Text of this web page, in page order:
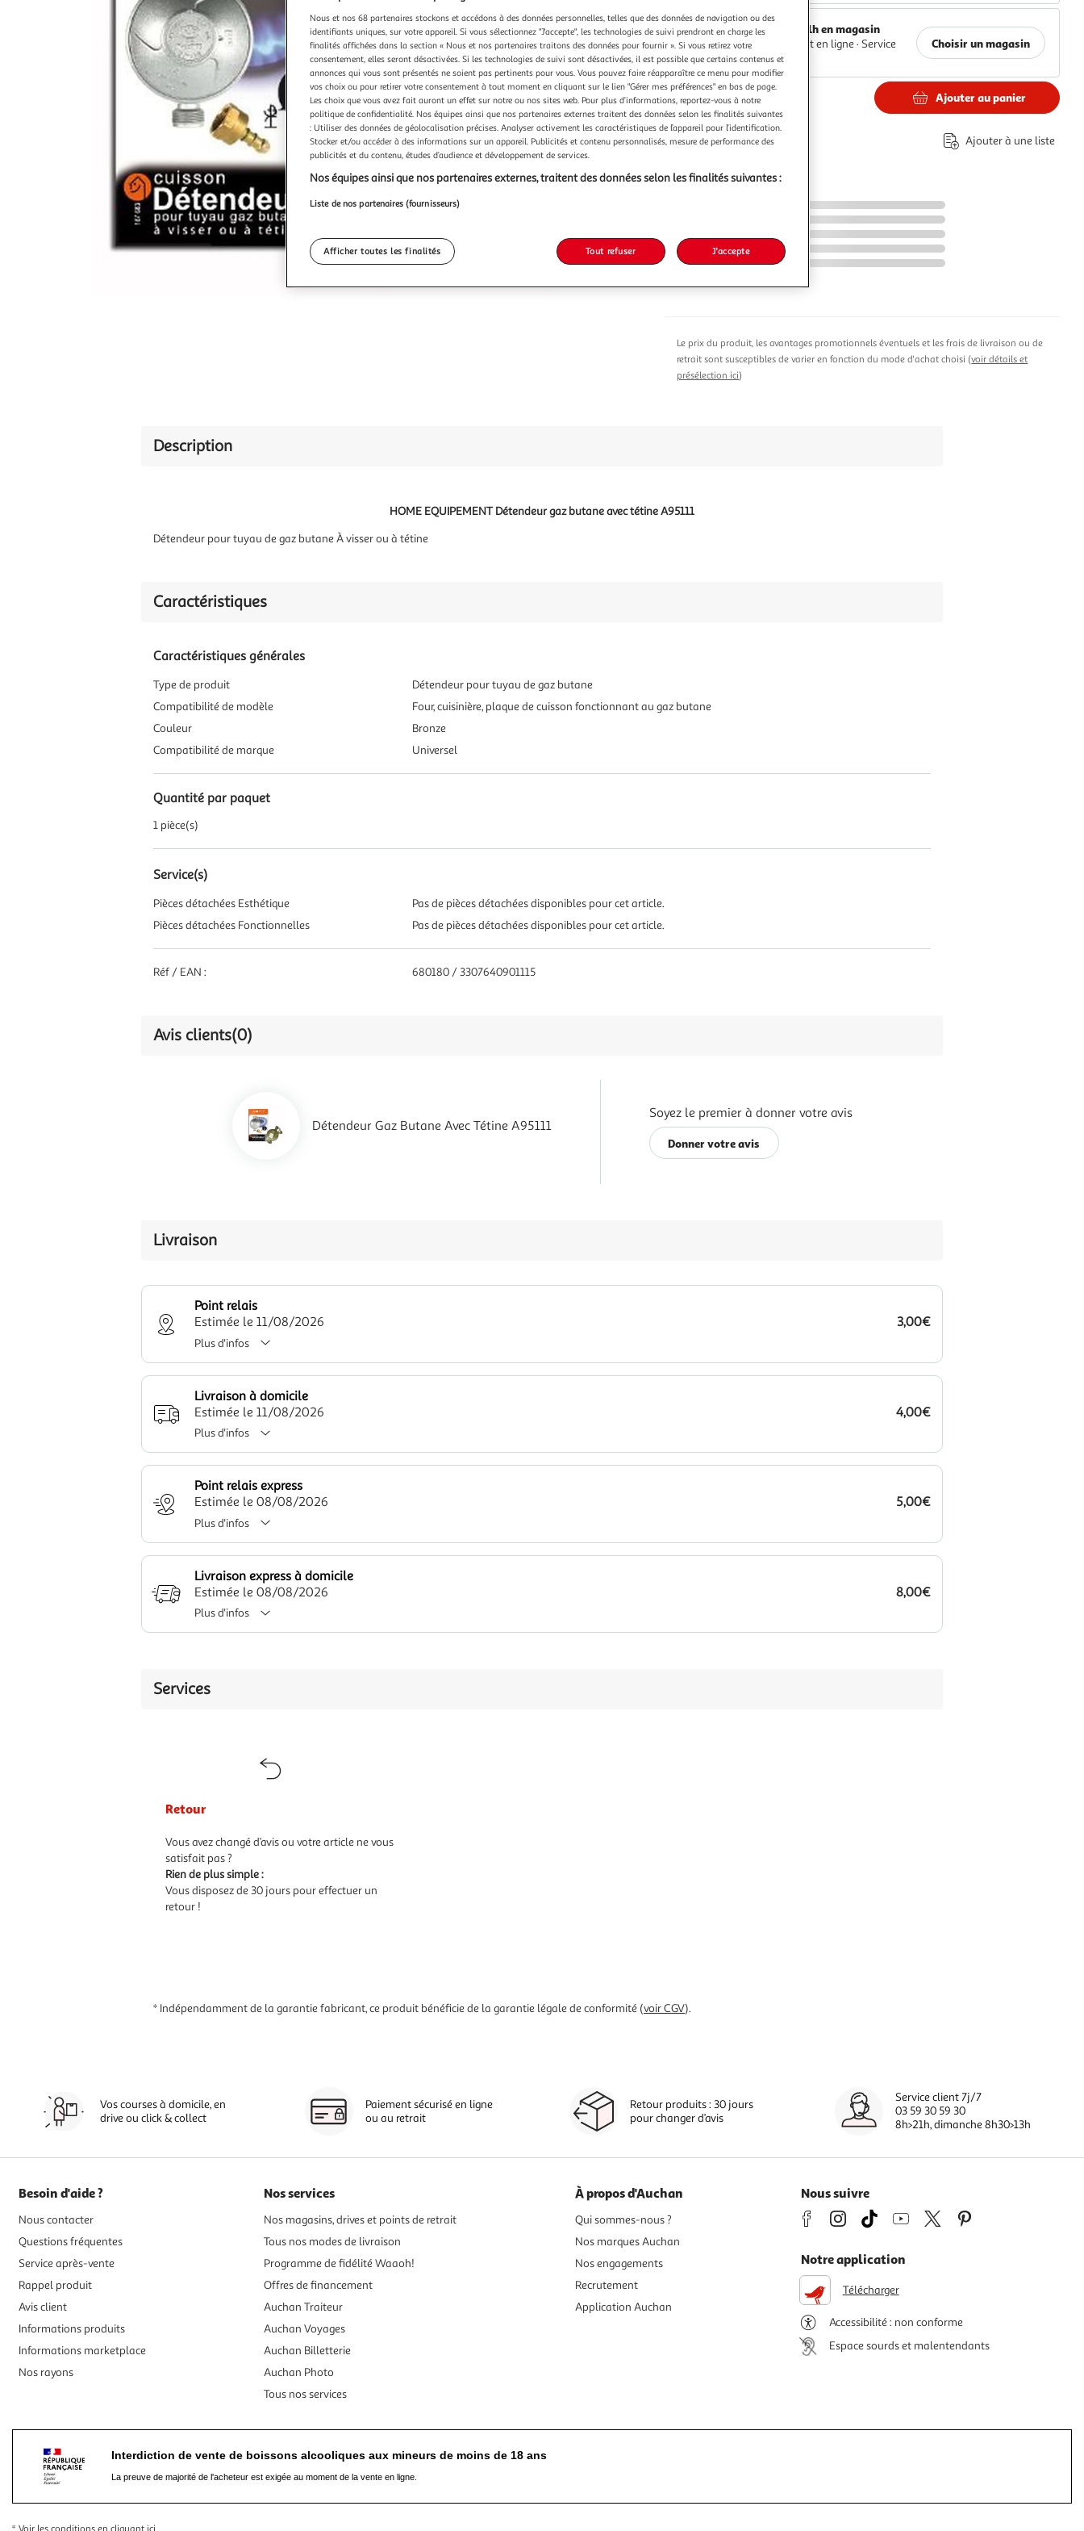
Choisir un magasin
Retrait 1h en magasin
Paiement en ligne ·Service
offert
15,99€
15,99€ / pce
Ajouter au panier
Ajouter à une liste
Le prix du produit, les avantages promotionnels éventuels et les frais de livraison ou de
retrait sont susceptibles de varier en fonction du mode d'achat choisi (voir détails et
présélection ici)
Description
HOME EQUIPEMENT Détendeur gaz butane avec tétine A95111
Détendeur pour tuyau de gaz butane À visser ou à tétine
Caractéristiques
Caractéristiques générales
Type de produit
Détendeur pour tuyau de gaz butane
Compatibilité de modèle
Four, cuisinière, plaque de cuisson fonctionnant au gaz butane
Couleur
Bronze
Compatibilité de marque
Universel
Quantité par paquet
1 pièce(s)
Service(s)
Pièces détachées Esthétique
Pas de pièces détachées disponibles pour cet article.
Pièces détachées Fonctionnelles
Pas de pièces détachées disponibles pour cet article.
Réf / EAN : 680180 / 3307640901115
Avis clients(0)
Détendeur Gaz Butane Avec Tétine A95111
Soyez le premier à donner votre avis
Donner votre avis
Livraison
Point relais
Estimée le 11/08/2026
3,00€
Plus d'infos
Livraison à domicile
Estimée le 11/08/2026
4,00€
Plus d'infos
Point relais express
Estimée le 08/08/2026
5,00€
Plus d'infos
Livraison express à domicile
Estimée le 08/08/2026
8,00€
Plus d'infos
Services
Retour
Vous avez changé d’avis ou votre article ne vous
satisfait pas ?
Rien de plus simple :
Vous disposez de 30 jours pour effectuer un
retour !
* Indépendamment de la garantie fabricant, ce produit bénéficie de la garantie légale de conformité (voir CGV).
Vos courses à domicile, en
drive ou click & collect
Paiement sécurisé en ligne
ou au retrait
Retour produits : 30 jours
pour changer d’avis
Service client 7j/7
03 59 30 59 30
8h>21h, dimanche 8h30>13h
Besoin d'aide ?
Nous contacter
Questions fréquentes
Service après-vente
Rappel produit
Avis client
Informations produits
Informations marketplace
Nos rayons
Nos services
Nos magasins, drives et points de retrait
Tous nos modes de livraison
Programme de fidélité Waaoh!
Offres de financement
Auchan Traiteur
Auchan Voyages
Auchan Billetterie
Auchan Photo
Tous nos services
À propos d'Auchan
Qui sommes-nous ?
Nos marques Auchan
Nos engagements
Recrutement
Application Auchan
Nous suivre
Notre application
Télécharger
Accessibilité : non conforme
Espace sourds et malentendants
Interdiction de vente de boissons alcooliques aux mineurs de moins de 18 ans
La preuve de majorité de l'acheteur est exigée au moment de la vente en ligne.
Nous et nos 68 partenaires stockons et accédons à des données personnelles, telles que des données de navigation ou des
identifiants uniques, sur votre appareil. Si vous sélectionnez "J'accepte", les technologies de suivi prendront en charge les
finalités affichées dans la section « Nous et nos partenaires traitons des données pour fournir ». Si vous retirez votre
consentement, elles seront désactivées. Si les technologies de suivi sont désactivées, il est possible que certains contenus et
annonces qui vous sont présentés ne soient pas pertinents pour vous. Vous pouvez faire réapparaître ce menu pour modifier
vos choix ou pour retirer votre consentement à tout moment en cliquant sur le lien "Gérer mes préférences" en bas de page.
Les choix que vous avez fait auront un effet sur notre ou nos sites web. Pour plus d’informations, reportez-vous à notre
politique de confidentialité. Nos équipes ainsi que nos partenaires externes traitent des données selon les finalités suivantes
: Utiliser des données de géolocalisation précises. Analyser activement les caractéristiques de l’appareil pour l’identification.
Stocker et/ou accéder à des informations sur un appareil. Publicités et contenu personnalisés, mesure de performance des
publicités et du contenu, études d’audience et développement de services.
Nos équipes ainsi que nos partenaires externes, traitent des données selon les finalités suivantes :
Liste de nos partenaires (fournisseurs)
Afficher toutes les finalités Tout refuser J'accepte